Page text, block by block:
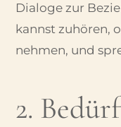
Dialoge zur
kannst zuhören,
nehmen, und
2.